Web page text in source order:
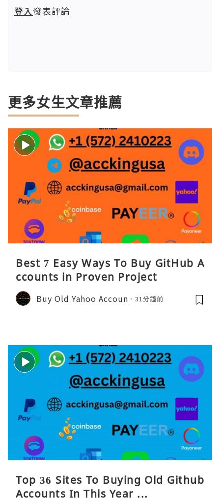
登入發表評論
更多女生文章推薦
Best 7 Easy Ways To Buy GitHub A
ccounts in Proven Project
Buy Old Yahoo Accoun 31分鐘前
Top 36 Sites To Buying Old Github
Accounts In This Year ...